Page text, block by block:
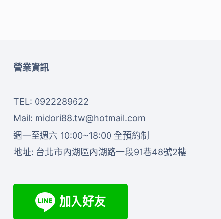
營業資訊
TEL: 0922289622
Mail: midori88.tw@hotmail.com
週一至週六 10:00~18:00 全預約制
地址: 台北市內湖區內湖路一段91巷48號2樓